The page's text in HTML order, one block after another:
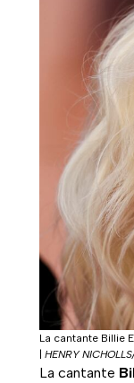
La cantante Billie
HENRY
La cantante